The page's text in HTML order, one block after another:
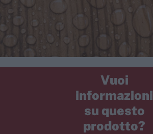
Vuoi
informazioni
su questo
prodotto?